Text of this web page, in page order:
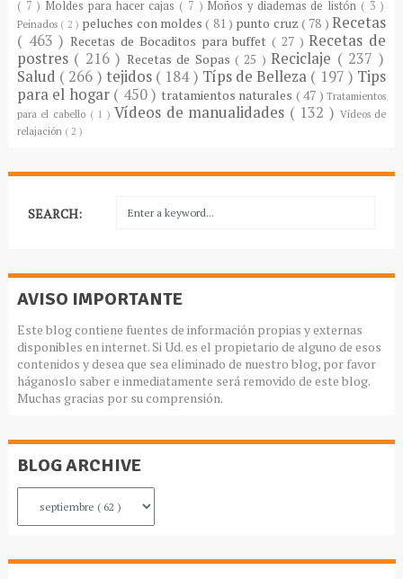
( 7 ) Moldes para hacer cajas ( 7 ) Moños y diademas de listón ( 3 )
Peinados ( 2 ) peluches con moldes( 81 ) punto cruz( 78 )Recetas
( 463 )Recetas de Bocaditos para buffet( 27 )Recetas de
postres ( 216 ) Recetas de Sopas( 25 )Reciclaje ( 237 )
Salud ( 266 ) tejidos ( 184 ) Típs de Belleza ( 197 ) Tips
para el hogar ( 450 ) tratamientos naturales ( 47 )Tratamientos
para el cabello ( 1 ) Vídeos de manualidades ( 132 ) Vídeos de
relajación ( 2 )
SEARCH:
AVISO IMPORTANTE
Este blog contiene fuentes de información propias y externas
disponibles en internet. Si Ud. es el propietario de alguno de esos
contenidos y desea que sea eliminado de nuestro blog, por favor
háganoslo saber e inmediatamente será removido de este blog.
Muchas gracias por su comprensión.
BLOG ARCHIVE